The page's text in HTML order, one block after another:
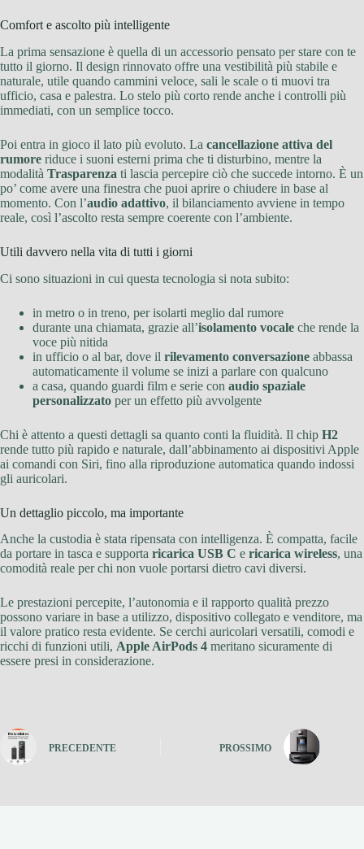
Comfort e ascolto più intelligente
La prima sensazione è quella di un accessorio pensato per stare con te
tutto il giorno. Il design rinnovato offre una vestibilità più stabile e
naturale, utile quando cammini veloce, sali le scale o ti muovi tra
ufficio, casa e palestra. Lo stelo più corto rende anche i controlli più
immediati, con un semplice tocco.
Poi entra in gioco il lato più evoluto. La cancellazione attiva del
rumore riduce i suoni esterni prima che ti disturbino, mentre la
modalità Trasparenza ti lascia percepire ciò che succede intorno. È un
po’ come avere una finestra che puoi aprire o chiudere in base al
momento. Con l’audio adattivo, il bilanciamento avviene in tempo
reale, così l’ascolto resta sempre coerente con l’ambiente.
Utili davvero nella vita di tutti i giorni
Ci sono situazioni in cui questa tecnologia si nota subito:
in metro o in treno, per isolarti meglio dal rumore
durante una chiamata, grazie all’isolamento vocale che rende la
voce più nitida
in ufficio o al bar, dove il rilevamento conversazione abbassa
automaticamente il volume se inizi a parlare con qualcuno
a casa, quando guardi film e serie con audio spaziale
personalizzato per un effetto più avvolgente
Chi è attento a questi dettagli sa quanto conti la fluidità. Il chip H2
rende tutto più rapido e naturale, dall’abbinamento ai dispositivi Apple
ai comandi con Siri, fino alla riproduzione automatica quando indossi
gli auricolari.
Un dettaglio piccolo, ma importante
Anche la custodia è stata ripensata con intelligenza. È compatta, facile
da portare in tasca e supporta ricarica USB C e ricarica wireless, una
comodità reale per chi non vuole portarsi dietro cavi diversi.
Le prestazioni percepite, l’autonomia e il rapporto qualità prezzo
possono variare in base a utilizzo, dispositivo collegato e venditore, ma
il valore pratico resta evidente. Se cerchi auricolari versatili, comodi e
ricchi di funzioni utili, Apple AirPods 4 meritano sicuramente di
essere presi in considerazione.
PRECEDENTE PROSSIMO